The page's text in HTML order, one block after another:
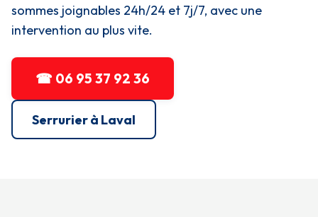
sommes joignables 24h/24 et 7j/7, avec une
intervention au plus vite.
☎ 06 95 37 92 36
Serrurier à Laval